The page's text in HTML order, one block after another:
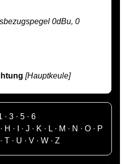
0dBu, 0
[Hauptkeule]
· 3· 5· 6
· H · · J · K · L · M · N · O · P
· T· U · V· W· Z